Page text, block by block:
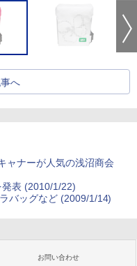
へ
ャナーが人気の浅沼商会
表 (2010/1/22)
バッグなど (2009/1/14)
お問い合わせ